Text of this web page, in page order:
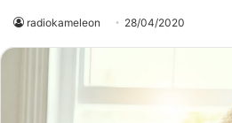
radiokameleon 28/04/2020